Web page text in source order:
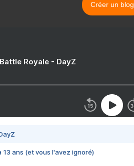
Créer un blog
Royale - DayZ
13 ans (et vous l'avez ignoré)